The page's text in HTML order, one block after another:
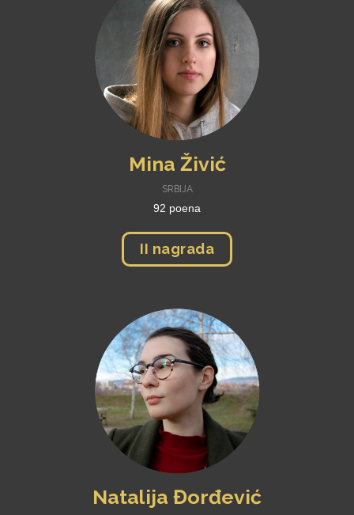
Mina Živić
SRBIJA
92 poena
II nagrada
Natalija Đorđević